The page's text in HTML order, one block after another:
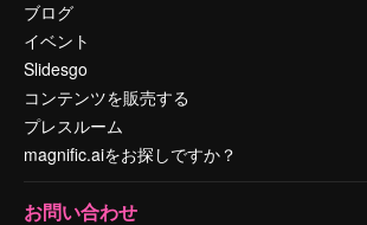
ブログ
イベント
Slidesgo
コンテンツを販売する
プレスルーム
magnific.aiをお探しですか？
お問い合わせ